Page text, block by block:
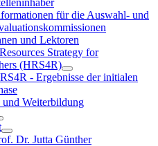
für die Auswahl- und
und Lektoren
Strategy for
(HRS4R)
- Ergebnisse der initialen
Weiterbildung
Dr. Jutta Günther